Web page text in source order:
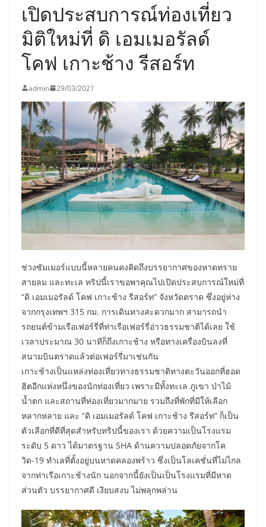
เปิดประสบการณ์ท่องเที่ยว
มิติใหม่ที่ ดิ เอมเมอรัลด์
โคฟ เกาะช้าง รีสอร์ท
admin 29/03/2021
ช่วงซัมเมอร์แบบนี้หลายคนคงคิดถึงบรรยากาศของหาดทราย
สายลม และทะเล ทริปนี้เราขอพาคุณไปเปิดประสบการณ์ใหม่ที่
“ดิ เอมเมอรัลด์ โคฟ เกาะช้าง รีสอร์ท” จังหวัดตราด ซึ่งอยู่ห่าง
จากกรุงเทพฯ 315 กม. การเดินทางสะดวกมาก สามารถนำ
รถยนต์ข้ามเรือเฟอร์รี่ที่ท่าเรือเฟอร์รี่อ่าวธรรมชาติได้เลย ใช้
เวลาประมาณ 30 นาทีก็ถึงเกาะช้าง หรือทางเครื่องบินลงที่
สนามบินตราดแล้วต่อเฟอร์รี่มาเช่นกัน
เกาะช้างเป็นแหล่งท่องเที่ยวทางธรรมชาติทางตะวันออกที่ฮอด
ฮิตอีกแห่งหนึ่งของนักท่องเที่ยว เพราะมีทั้งทะเล ภูเขา ป่าไม้
น้ำตก และสถานที่ท่องเที่ยวมากมาย รวมถึงที่พักที่มีให้เลือก
หลากหลาย และ “ดิ เอมเมอรัลด์ โคฟ เกาะช้าง รีสอร์ท” ก็เป็น
ตัวเลือกที่ดีที่สุดสำหรับทริปนี้ของเรา ด้วยความเป็นโรงแรม
ระดับ 5 ดาว ได้มาตรฐาน SHA ด้านความปลอดภัยจากโค
วิด-19 ทำเลที่ตั้งอยู่บนหาดคลองพร้าว ซึ่งเป็นโลเคชั่นที่ไม่ไกล
จากท่าเรือเกาะช้างนัก นอกจากนี้ยังเป็นเป็นโรงแรมที่มีหาด
ส่วนตัว บรรยากาศดี เงียบสงบ ไม่พลุกพล่าน